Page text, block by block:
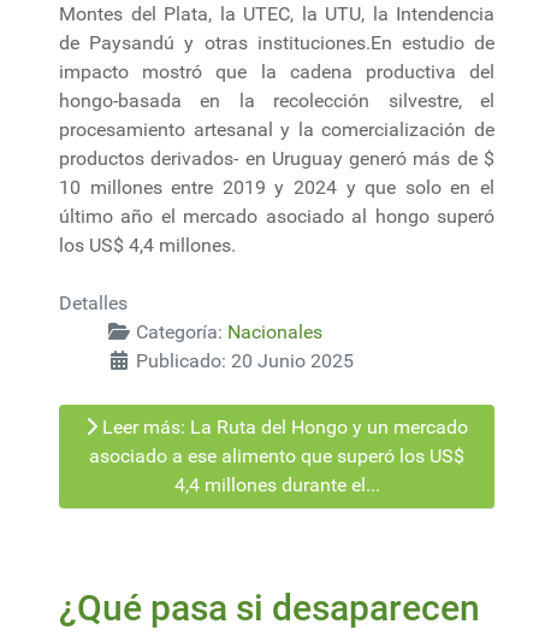
Montes del Plata, la UTEC, la UTU, la Intendencia
de Paysandú y otras instituciones.En estudio de
impacto mostró que la cadena productiva del
hongo-basada en la recolección silvestre, el
procesamiento artesanal y la comercialización de
productos derivados- en Uruguay generó más de $
10 millones entre 2019 y 2024 y que solo en el
último año el mercado asociado al hongo superó
los US$ 4,4 millones.
Detalles
Categoría: Nacionales
Publicado: 20 Junio 2025
Leer más: La Ruta del Hongo y un mercado
asociado a ese alimento que superó los US$
4,4 millones durante el...
¿Qué pasa si desaparecen